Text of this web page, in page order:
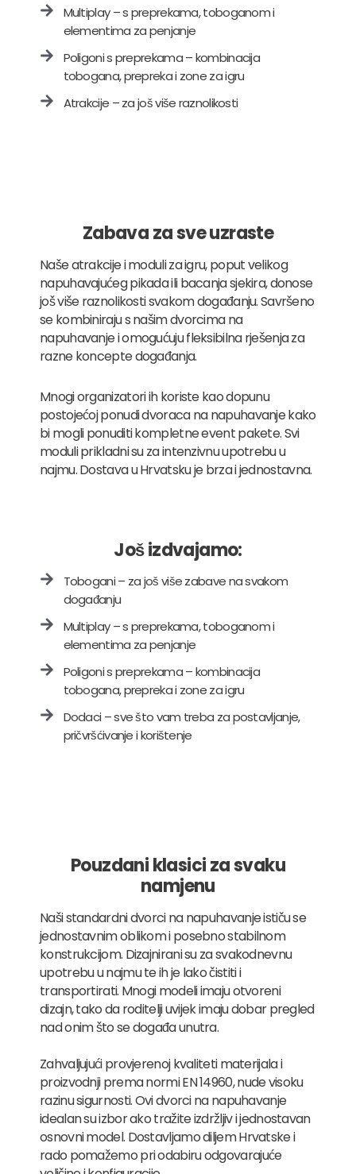
Multiplay – s preprekama, toboganom i
elementima za penjanje
Poligoni s preprekama – kombinacija
tobogana, prepreka i zone za igru
Atrakcije – za još više raznolikosti
Zabava za sve uzraste
Naše atrakcije i moduli za igru, poput velikog
napuhavajućeg pikada ili bacanja sjekira, donose
još više raznolikosti svakom događanju. Savršeno
se kombiniraju s našim dvorcima na
napuhavanje i omogućuju fleksibilna rješenja za
razne koncepte događanja.
Mnogi organizatori ih koriste kao dopunu
postojećoj ponudi dvoraca na napuhavanje kako
bi mogli ponuditi kompletne event pakete. Svi
moduli prikladni su za intenzivnu upotrebu u
najmu. Dostava u Hrvatsku je brza i jednostavna.
Još izdvajamo:
Tobogani – za još više zabave na svakom
događanju
Multiplay – s preprekama, toboganom i
elementima za penjanje
Poligoni s preprekama – kombinacija
tobogana, prepreka i zone za igru
Dodaci – sve što vam treba za postavljanje,
pričvršćivanje i korištenje
Pouzdani klasici za svaku
namjenu
Naši standardni dvorci na napuhavanje ističu se
jednostavnim oblikom i posebno stabilnom
konstrukcijom. Dizajnirani su za svakodnevnu
upotrebu u najmu te ih je lako čistiti i
transportirati. Mnogi modeli imaju otvoreni
dizajn, tako da roditelji uvijek imaju dobar pregled
nad onim što se događa unutra.
Zahvaljujući provjerenoj kvaliteti materijala i
proizvodnji prema normi EN 14960, nude visoku
razinu sigurnosti. Ovi dvorci na napuhavanje
idealan su izbor ako tražite izdržljiv i jednostavan
osnovni model. Dostavljamo diljem Hrvatske i
rado pomažemo pri odabiru odgovarajuće